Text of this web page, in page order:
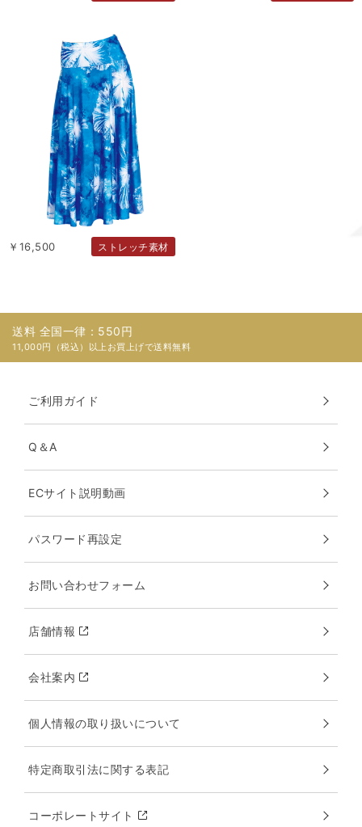
￥16,500 ストレッチ素材
送料 全国一律：550円
11,000円（税込）以上お買上げで送料無料
ご利用ガイド
Q＆A
ECサイト説明動画
パスワード再設定
お問い合わせフォーム
店舗情報
会社案内
個人情報の取り扱いについて
特定商取引法に関する表記
コーポレートサイト